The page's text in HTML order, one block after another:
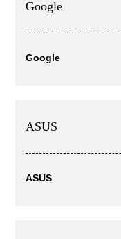
Google
Google
ASUS
ASUS